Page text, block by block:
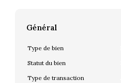
Général
Type de bien
Statut du bien
Type de transaction